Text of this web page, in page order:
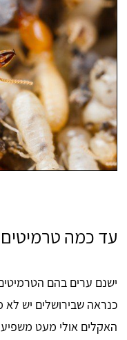
עד כמה טרמיטים
ישנם ערים בהם
כנראה שבירושלים יש לא
האקלים אולי מעט